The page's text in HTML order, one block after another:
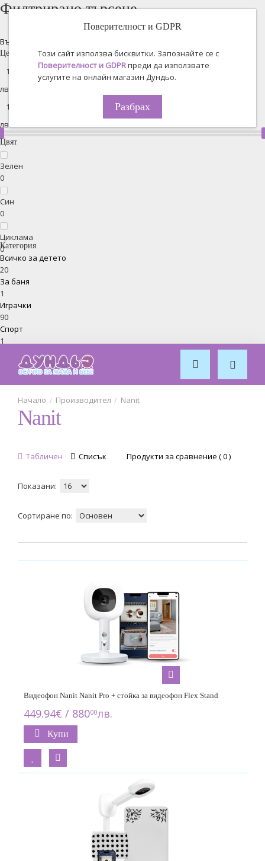
Филтрирано търсене
Възстановяване на всички
Цена
лв. -
лв.
Цвят
Зелен
0
Син
0
Циклама
0
Категория
Всичко за детето
20
За баня
1
Играчки
90
Спорт
1
Обзавеждане за стая
Поверителност и GDPR
Този сайт използва бисквитки. Запознайте се с
Поверителност и GDPRпреди да използвате
услугите на онлайн магазин Дундьо.
Разбрах
Производител Nanit
Nanit
Табличен Списък Продукти за сравнение ( 0 )
Показани:
Сортиране по:
Видеофон Nanit Nanit Pro + стойка за видеофон Flex Stand
449.94€ / 88000лв.
Купи